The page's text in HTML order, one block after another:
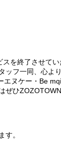
を終了させてい
フ一同、心よ
ヌケー・Be
ひ
す。